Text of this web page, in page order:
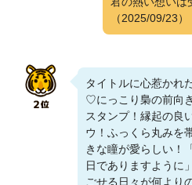
（2025/09/23）
タイトルに心惹かれ
♡にっこり梟の前向
スタンプ！縁起の良
ウ！ふっくら丸みを
きな瞳が愛らしい！
日でありますように
ごせる日々が何より